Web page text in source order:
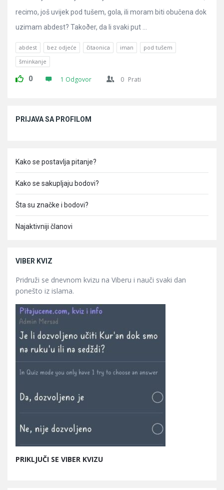
recimo, još uvijek pod tušem, gola, ili moram biti obučena dok
uzimam abdest? Takoðer, da li svaki put ...
abdest bez odjeće čitaonica iman
pod tušem
šminkanje
0 1 Odgovor 0 Prati
PRIJAVA SA PROFILOM
Kako se postavlja pitanje?
Kako se sakupljaju bodovi?
Šta su značke i bodovi?
Najaktivniji članovi
VIBER KVIZ
Pridruži se dnevnom kvizu na Viberu i nauči svaki dan
ponešto iz islama.
PRIKLJUČI SE VIBER KVIZU